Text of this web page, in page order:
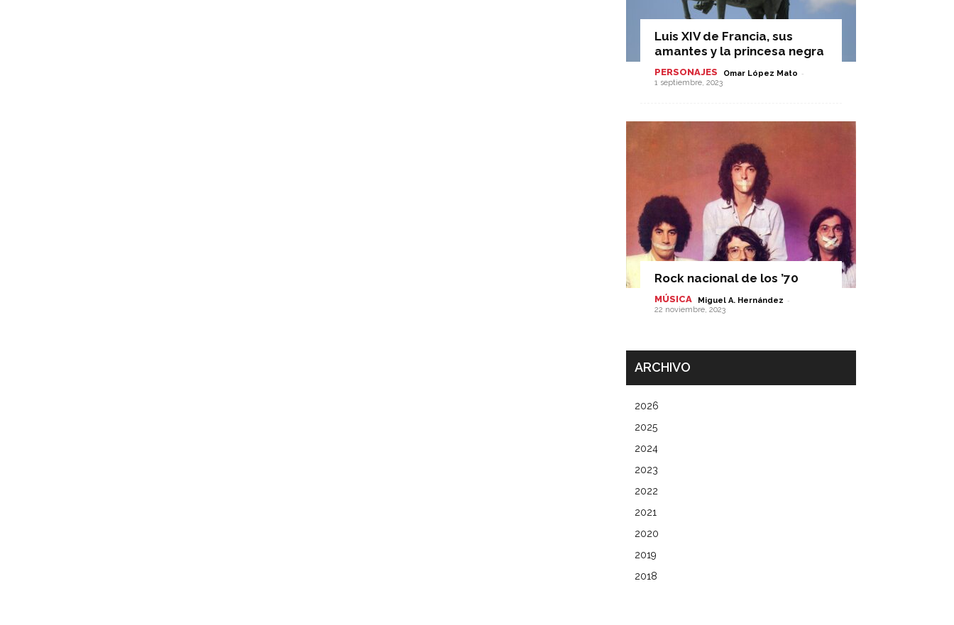
Luis XIV de Francia, sus
amantes y la princesa negra
PERSONAJES Omar López Mato -
1 septiembre, 2023
Rock nacional de los ’70
MÚSICA Miguel A. Hernández -
22 noviembre, 2023
ARCHIVO
2026
2025
2024
2023
2022
2021
2020
2019
2018